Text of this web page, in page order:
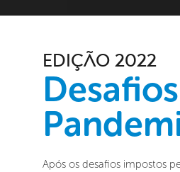
EDIÇÃO 2022
Após os desafios impostos